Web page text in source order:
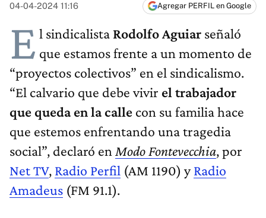
04-04-2024 11:16 Agregar PERFIL en Google
E l sindicalista Rodolfo Aguiar señaló
que estamos frente a un momento de
“proyectos colectivos” en el sindicalismo.
“El calvario que debe vivir el trabajador
que queda en la calle con su familia hace
que estemos enfrentando una tragedia
social”, declaró en Modo Fontevecchia, por
Net TV, Radio Perfil (AM 1190) yRadio
Amadeus (FM 91.1).